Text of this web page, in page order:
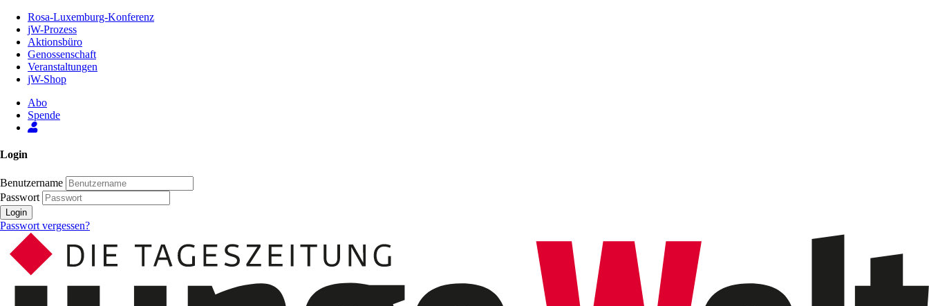
Inhalt
Seite
Rosa-Luxemburg-Konferenz
jW-Prozess
Aktionsbüro
Genossenschaft
Veranstaltungen
jW-Shop
Abo
Spende
Login
Benutzername
Passwort
Login
Passwort vergessen?